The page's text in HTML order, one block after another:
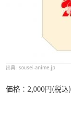
sousei-anime.jp
価格：2,000円(税込)